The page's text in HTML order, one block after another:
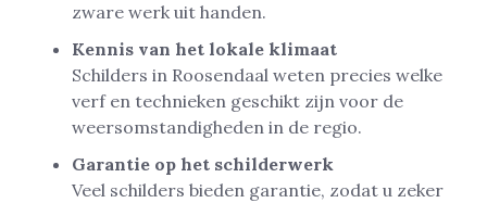
zware werk uit handen.
Kennis van het lokale klimaat
Schilders in Roosendaal weten precies welke
verf en technieken geschikt zijn voor de
weersomstandigheden in de regio.
Garantie op het schilderwerk
Veel schilders bieden garantie, zodat u zeker